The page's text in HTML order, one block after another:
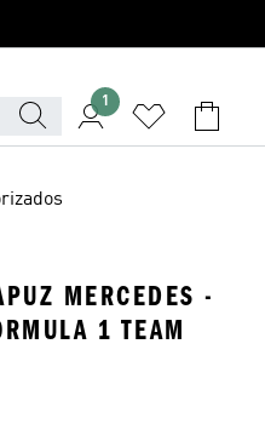
1
MERCEDES -
1 TEAM